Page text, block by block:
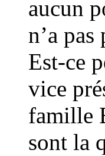
aucun
n’a
Est-ce
vice
famille
sont la